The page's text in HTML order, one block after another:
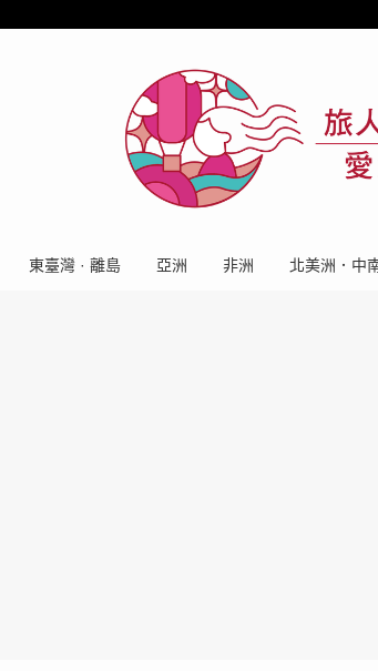
東臺灣 · 離島 亞洲 非洲 北美洲．中